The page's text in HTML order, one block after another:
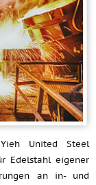
Yieh United Steel
Edelstahl eigener
an in- und